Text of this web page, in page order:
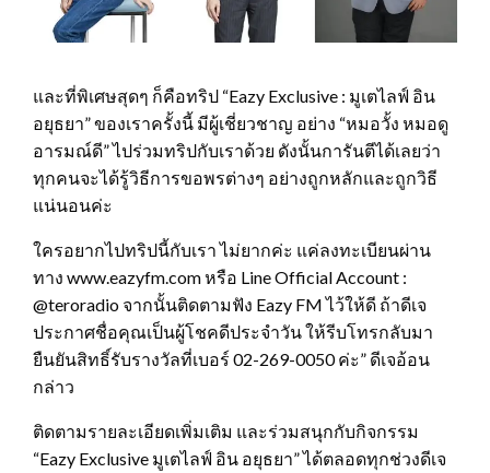
และที่พิเศษสุดๆ ก็คือทริป “Eazy Exclusive : มูเตไลฟ์ อิน
อยุธยา” ของเราครั้งนี้ มีผู้เชี่ยวชาญ อย่าง “หมอวั้ง หมอดู
อารมณ์ดี” ไปร่วมทริปกับเราด้วย ดังนั้นการันตีได้เลยว่า
ทุกคนจะได้รู้วิธีการขอพรต่างๆ อย่างถูกหลักและถูกวิธี
แน่นอนค่ะ
ใครอยากไปทริปนี้กับเรา ไม่ยากค่ะ แค่ลงทะเบียนผ่าน
ทาง www.eazyfm.com หรือ Line Official Account :
@teroradio จากนั้นติดตามฟัง Eazy FM ไว้ให้ดี ถ้าดีเจ
ประกาศชื่อคุณเป็นผู้โชคดีประจำวัน ให้รีบโทรกลับมา
ยืนยันสิทธิ์รับรางวัลที่เบอร์ 02-269-0050 ค่ะ” ดีเจอ้อน
กล่าว
ติดตามรายละเอียดเพิ่มเติม และร่วมสนุกกับกิจกรรม
“Eazy Exclusive มูเตไลฟ์ อิน อยุธยา” ได้ตลอดทุกช่วงดีเจ